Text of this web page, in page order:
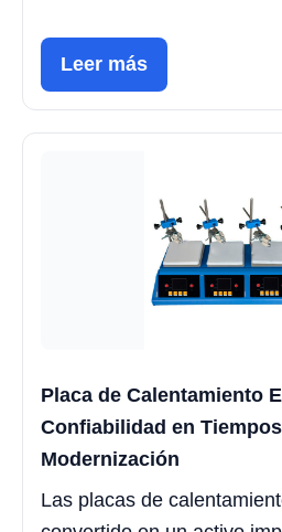
Leer más
Placa de Calentamiento
Confiabilidad en
Modernización
Las placas de